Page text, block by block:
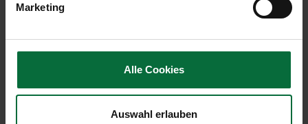
Marketing
Alle Cookies
Auswahl erlauben